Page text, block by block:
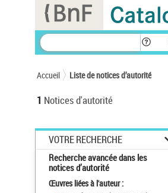
Accueil Liste de notices d’autorité
1 Notices d'autorité
VOTRE RECHERCHE
Recherche avancée dans les
notices d’autorité
Œuvres liées à l'auteur :
Panneau de gestion des cookies